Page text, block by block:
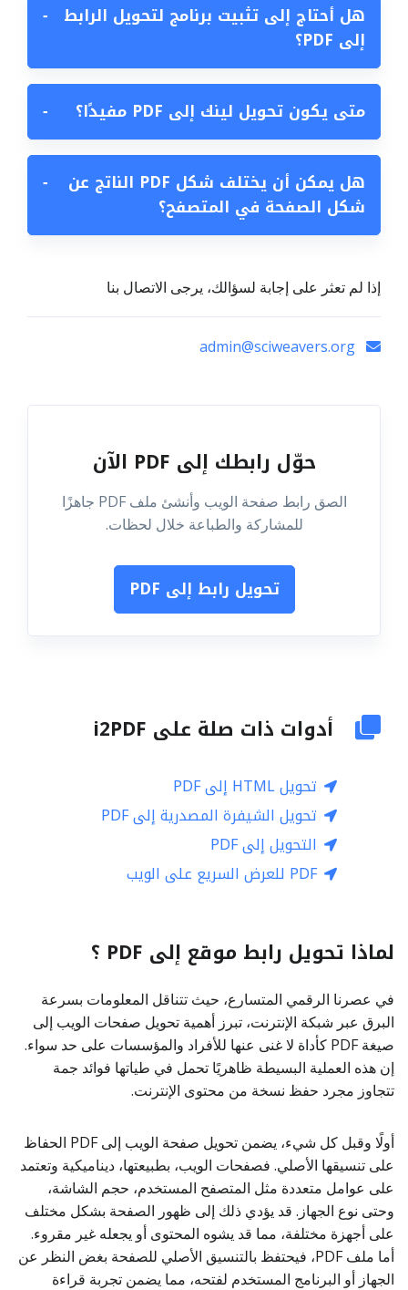
هل أحتاج إلى تثبيت برنامج لتحويل الرابط
إلى PDF؟
−
متى يكون تحويل لينك إلى PDF مفيدًا؟ −
هل يمكن أن يختلف شكل PDF الناتج عن
شكل الصفحة في المتصفح؟
−
إذا لم تعثر على إجابة لسؤالك، يرجى الاتصال بنا
حوّل رابطك إلى PDF الآن
الصق رابط صفحة الويب وأنشئ ملف PDF جاهزًا
للمشاركة والطباعة خلال لحظات.
تحويل رابط إلى PDF
أدوات ذات صلة على i2PDF
تحويل HTML إلى PDF
تحويل الشيفرة المصدرية إلى PDF
التحويل إلى PDF
PDF للعرض السريع على الويب
لماذا تحويل رابط موقع إلى PDF ؟
في عصرنا الرقمي المتسارع، حيث تتناقل المعلومات بسرعة
البرق عبر شبكة الإنترنت، تبرز أهمية تحويل صفحات الويب إلى
صيغة PDF كأداة لا غنى عنها للأفراد والمؤسسات على حد سواء.
إن هذه العملية البسيطة ظاهريًا تحمل في طياتها فوائد جمة
تتجاوز مجرد حفظ نسخة من محتوى الإنترنت.
أولًا وقبل كل شيء، يضمن تحويل صفحة الويب إلى PDF الحفاظ
على تنسيقها الأصلي. فصفحات الويب، بطبيعتها، ديناميكية وتعتمد
على عوامل متعددة مثل المتصفح المستخدم، حجم الشاشة،
وحتى نوع الجهاز. قد يؤدي ذلك إلى ظهور الصفحة بشكل مختلف
على أجهزة مختلفة، مما قد يشوه المحتوى أو يجعله غير مقروء.
أما ملف PDF، فيحتفظ بالتنسيق الأصلي للصفحة بغض النظر عن
الجهاز أو البرنامج المستخدم لفتحه، مما يضمن تجربة قراءة